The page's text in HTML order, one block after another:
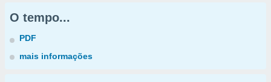
O tempo...
PDF
mais informações